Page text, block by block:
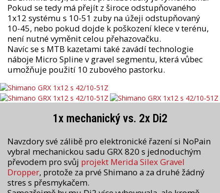
Pokud se tedy má přejít z široce odstupňovaného
1x12 systému s 10-51 zuby na úžeji odstupňovaný
10-45, nebo pokud dojde k poškození klece v terénu,
není nutné vyměnit celou přehazovačku.
Navíc se s MTB kazetami také zavádí technologie
náboje Micro Spline v gravel segmentu, která vůbec
umožňuje použití 10 zubového pastorku.
1x mechanický vs. 2x Di2
Navzdory své zálibě pro elektronické řazení si NoPain
vybral mechanickou sadu GRX 820 s jednoduchým
převodem pro svůj projekt Merida Silex Gravel
Dropper, protože za prvé Shimano a za druhé žádný
stres s přesmykačem.